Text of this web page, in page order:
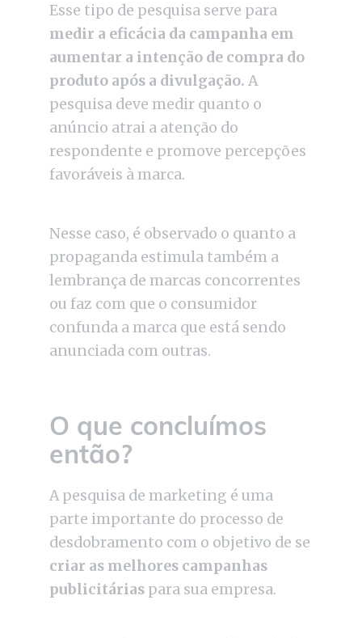
Esse tipo de pesquisa serve para
medir a eficácia da campanha em
aumentar a intenção de compra do
produto após a divulgação. A
pesquisa deve medir quanto o
anúncio atrai a atenção do
respondente e promove percepções
favoráveis à marca.
Nesse caso, é observado o quanto a
propaganda estimula também a
lembrança de marcas concorrentes
ou faz com que o consumidor
confunda a marca que está sendo
anunciada com outras.
O que concluímos
então?
A pesquisa de marketing é uma
parte importante do processo de
desdobramento com o objetivo de se
criar as melhores campanhas
publicitáriaspara sua empresa.